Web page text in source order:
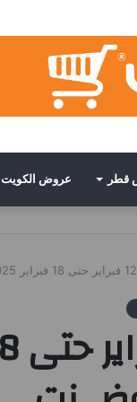
قطر عروض الكويت